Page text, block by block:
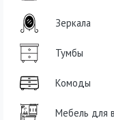
Зеркала
Тумбы
Комоды
Мебель для